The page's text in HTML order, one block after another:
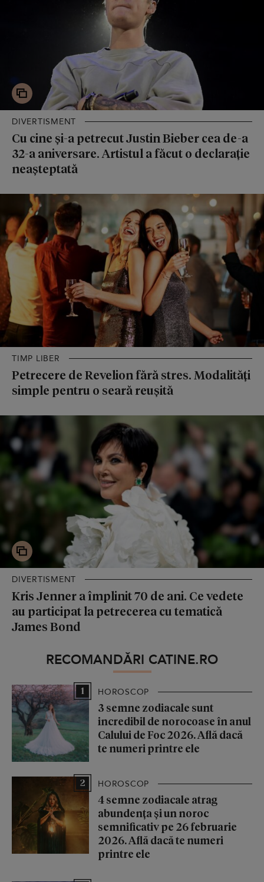
DIVERTISMENT
Cu cine și-a petrecut Justin Bieber cea de-a
32-a aniversare. Artistul a făcut o declarație
neașteptată
TIMP LIBER
Petrecere de Revelion fără stres. Modalități
simple pentru o seară reușită
DIVERTISMENT
Kris Jenner a împlinit 70 de ani. Ce vedete
au participat la petrecerea cu tematică
James Bond
RECOMANDĂRI CATINE.RO
1 HOROSCOP
3 semne zodiacale sunt
incredibil de norocoase în anul
Calului de Foc 2026. Află dacă
te numeri printre ele
2 HOROSCOP
4 semne zodiacale atrag
abundența și un noroc
semnificativ pe 26 februarie
2026. Află dacă te numeri
printre ele